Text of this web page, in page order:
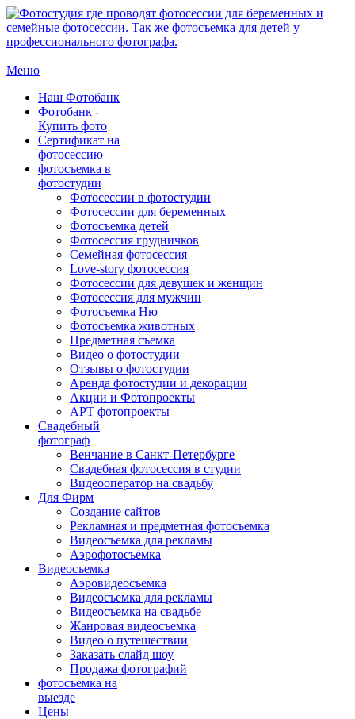
Меню
Наш Фотобанк
Фотобанк -
Купить фото
Сертификат на
фотосессию
фотосъемка в
фотостудии
Фотосессии в фотостудии
Фотосессии для беременных
Фотосъемка детей
Фотосессия грудничков
Семейная фотосессия
Love-story фотосессия
Фотосессии для девушек и женщин
Фотосессия для мужчин
Фотосъемка Ню
Фотосъемка животных
Предметная съемка
Видео о фотостудии
Отзывы о фотостудии
Аренда фотостудии и декорации
Акции и Фотопроекты
АРТ фотопроекты
Свадебный
фотограф
Венчание в Санкт-Петербурге
Свадебная фотосессия в студии
Видеооператор на свадьбу
Для Фирм
Создание сайтов
Рекламная и предметная фотосъемка
Видеосъемка для рекламы
Аэрофотосъемка
Видеосъемка
Аэровидеосъемка
Видеосъемка для рекламы
Видеосъемка на свадьбе
Жанровая видеосъемка
Видео о путешествии
Заказать слайд шоу
Продажа фотографий
фотосъемка на
выезде
Цены